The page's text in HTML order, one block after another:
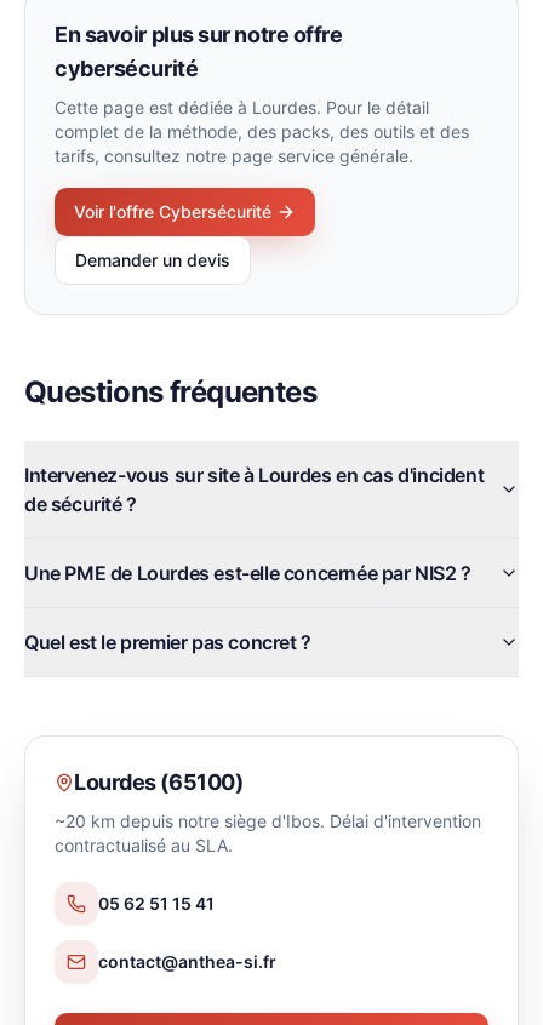
En savoir plus sur notre offre
cybersécurité
Cette page est dédiée à Lourdes. Pour le détail
complet de la méthode, des packs, des outils et des
tarifs, consultez notre page service générale.
Voir l'offre Cybersécurité
Demander un devis
Questions fréquentes
Intervenez-vous sur site à Lourdes en cas d'incident
de sécurité ?
Une PME de Lourdes est-elle concernée par NIS2 ?
Quel est le premier pas concret ?
Lourdes(65100)
~20 km depuis notre siège d'Ibos. Délai d'intervention
contractualisé au SLA.
05 62 51 15 41
contact@anthea-si.fr